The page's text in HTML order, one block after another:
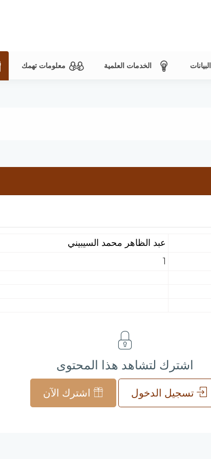
البيانات الخدمات العلمية معلومات تهمك
عبد الظاهر محمد السيبيني
1
اشترك لتشاهد هذا المحتوى
تسجيل الدخول اشترك الآن